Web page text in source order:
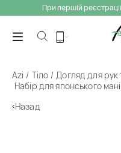
При першій
Azi Тіло
Догляд для рук
Набір для японського
Назад